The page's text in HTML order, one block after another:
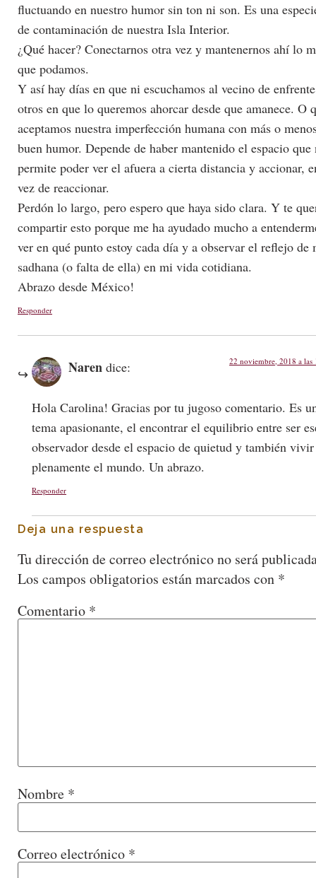
fluctuando en nuestro humor sin ton ni son. Es una
de contaminación de nuestra Isla Interior.
¿Qué hacer? Conectarnos otra vez y mantenernos ahí lo
que podamos.
Y así hay días en que ni escuchamos al vecino de
otros en que lo queremos ahorcar desde que amanece. O
aceptamos nuestra imperfección humana con más o
buen humor. Depende de haber mantenido el espacio que
permite poder ver el afuera a cierta distancia y accionar,
vez de reaccionar.
Perdón lo largo, pero espero que haya sido clara. Y te
compartir esto porque me ha ayudado mucho a
ver en qué punto estoy cada día y a observar el reflejo de
sadhana (o falta de ella) en mi vida cotidiana.
Abrazo desde México!
Responder
Naren dice: 22 noviembre, 2018 a las
Hola Carolina! Gracias por tu jugoso comentario. Es
tema apasionante, el encontrar el equilibrio entre ser
observador desde el espacio de quietud y también vivir
plenamente el mundo. Un abrazo.
Responder
Deja una respuesta
Tu dirección de correo electrónico no será
Los campos obligatorios están marcados con *
Comentario *
Nombre *
Correo electrónico *